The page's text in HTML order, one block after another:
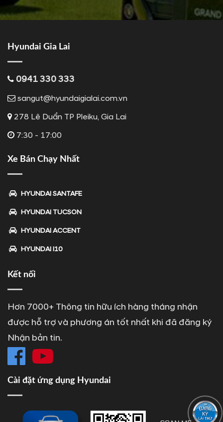
Hyundai Gia Lai
0941 330 333
sangut@hyundaigialai.com.vn
278 Lê Duẩn TP Pleiku, Gia Lai
7:30 - 17:00
Xe Bán Chạy Nhất
HYUNDAI SANTAFE
HYUNDAI TUCSON
HYUNDAI ACCENT
HYUNDAI I10
Kết nối
Hơn 7000+ Thông tin hữu ích hàng tháng nhận
được hỗ trợ và phương án tốt nhất khi đã đăng ký
Nhận bản tin.
Cài đặt ứng dụng Hyundai